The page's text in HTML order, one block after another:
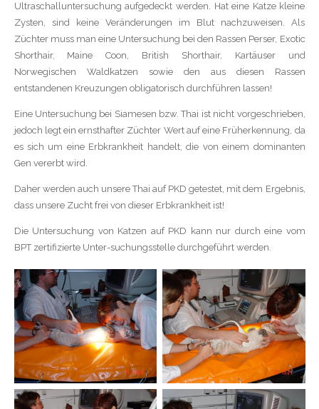
Ultraschalluntersuchung aufgedeckt werden. Hat eine Katze kleine
Zysten, sind keine Veränderungen im Blut nachzuweisen. Als
Züchter muss man eine Untersuchung bei den Rassen Perser, Exotic
Shorthair, Maine Coon, British Shorthair, Kartäuser und
Norwegischen Waldkatzen sowie den aus diesen Rassen
entstandenen Kreuzungen obligatorisch durchführen lassen!
Eine Untersuchung bei Siamesen bzw. Thai ist nicht vorgeschrieben,
jedoch legt ein ernsthafter Züchter Wert auf eine Früherkennung, da
es sich um eine Erbkrankheit handelt, die von einem dominanten
Gen vererbt wird.
Daher werden auch unsere Thai auf PKD getestet, mit dem Ergebnis,
dass unsere Zucht frei von dieser Erbkrankheit ist!
Die Untersuchung von Katzen auf PKD kann nur durch eine vom
BPT zertifizierte Unter-suchungsstelle durchgeführt werden.